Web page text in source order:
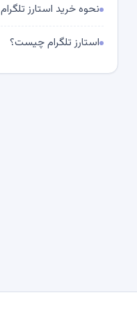
نحوه خرید استارز تلگرام
استارز تلگرام چیست؟